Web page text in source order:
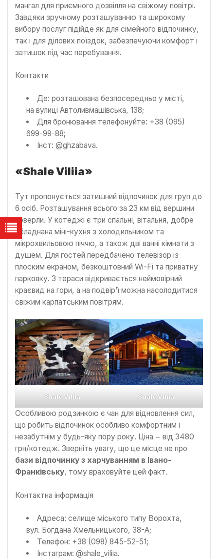
мангал для приємного дозвілля на свіжому повітрі.
Завдяки зручному розташуванню та широкому
вибору послуг підійде як для сімейного відпочинку,
так і для ділових поїздок, забезпечуючи комфорт і
затишок під час перебування.
Контакти
Де: розташована безпосередньо у місті,
на вулиці Автоливмашівська, 138;
Для бронювання телефонуйте: +38 (095)
699-99-88;
Інст: @ghzabava.
«Shale Viliia»
Тут пропонується затишний відпочинок для груп до
6 осіб. Розташування всього за 23 км від вершини
Говерли. У котеджі є три спальні, вітальня, добре
обладнана міні-кухня з холодильником та
мікрохвильовою піччю, а також дві ванні кімнати з
душем. Для гостей передбачено телевізор із
плоским екраном, безкоштовний Wi-Fi та приватну
парковку. З тераси відкривається неймовірний
краєвид на гори, а на подвір’ї можна насолодитися
свіжим карпатським повітрям.
Shale Viliia Shale Viliia
Особливою родзинкою є чан для відновлення сил,
що робить відпочинок особливо комфортним і
незабутнім у будь-яку пору року. Ціна − від 3480
грн/котедж. Зверніть увагу, що це місце не про
бази відпочинку з харчуванням в Івано-
Франківську, тому враховуйте цей факт.
Контактна інформація
Адреса: селище міського типу Ворохта,
вул. Богдана Хмельницького, 38-А;
Телефон: +38 (098) 845-52-51;
Інстаграм: @shale_viliia.